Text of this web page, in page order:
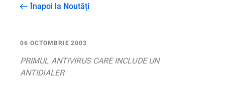
Înapoi la Noutăți
06 OCTOMBRIE 2003
PRIMUL ANTIVIRUS CARE INCLUDE UN
ANTIDIALER